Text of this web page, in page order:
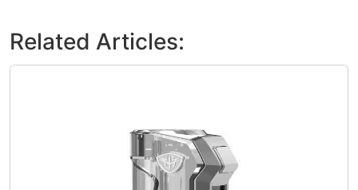
Related Articles: